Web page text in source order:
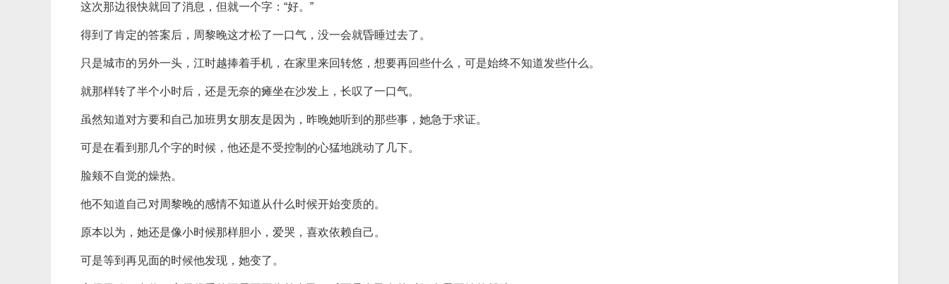
这次那边很快就回了消息，但就一个字：“好。”
得到了肯定的答案后，周黎晚这才松了一口气，没一会就昏睡过去了。
只是城市的另外一头，江时越捧着手机，在家里来回转悠，想要再回些什么，可是始终不知道发些什么。
就那样转了半个小时后，还是无奈的瘫坐在沙发上，长叹了一口气。
虽然知道对方要和自己加班男女朋友是因为，昨晚她听到的那些事，她急于求证。
可是在看到那几个字的时候，他还是不受控制的心猛地跳动了几下。
脸颊不自觉的燥热。
他不知道自己对周黎晚的感情不知道从什么时候开始变质的。
原本以为，她还是像小时候那样胆小，爱哭，喜欢依赖自己。
可是等到再见面的时候他发现，她变了。